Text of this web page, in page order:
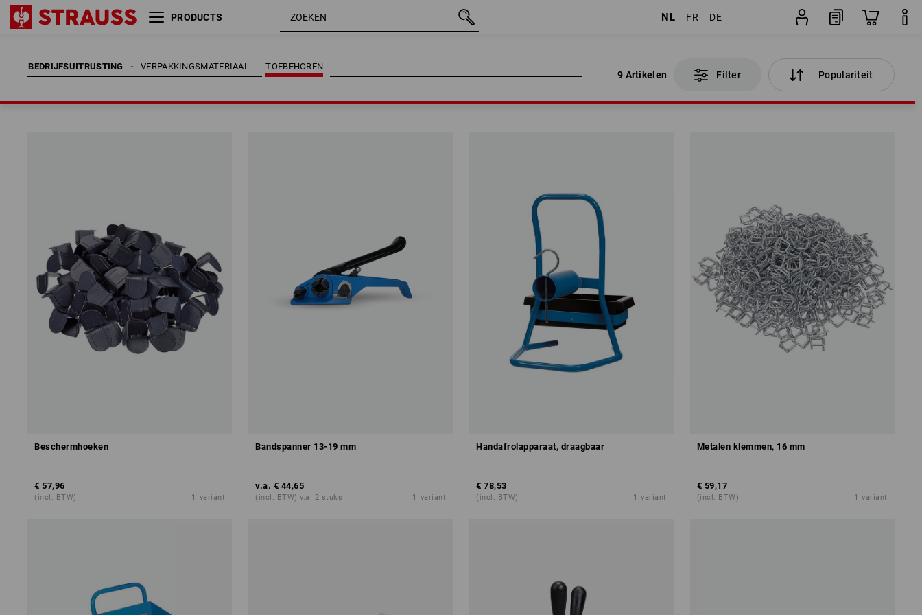
PRODUCTS NL FR DE
BEDRIJFSUITRUSTING TOEBEHOREN
VERPAKKINGSMATERIAAL
9 Artikelen Filter Populariteit
BEDRIJFSUITRUSTING TOEBEHOREN
VERPAKKINGSMATERIAAL
9 Artikelen Filter Populariteit
Beschermhoeken
€ 57,96
(incl. BTW) 1 variant
Bandspanner 13-19 mm
v.a. € 44,65
(incl. BTW) v.a. 2 stuks 1 variant
Handafrolapparaat, draagbaar
€ 78,53
(incl. BTW) 1 variant
Metalen klemmen, 16 mm
€ 59,17
(incl. BTW) 1 variant